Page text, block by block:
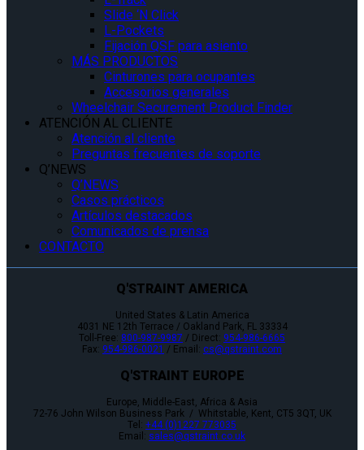
Slide ‘N Click
L-Pockets
Fijación QSF para asiento
MÁS PRODUCTOS
Cinturones para ocupantes
Accesorios generales
Wheelchair Securement Product Finder
ATENCIÓN AL CLIENTE
Atención al cliente
Preguntas frecuentes de soporte
Q’NEWS
Q’NEWS
Casos prácticos
Artículos destacados
Comunicados de prensa
CONTACTO
Q'STRAINT AMERICA
United States & Latin America
4031 NE 12th Terrace / Oakland Park, FL 33334
Toll-Free: 800-987-9987 / Direct: 954-986-6665
Fax: 954-986-0021 / Email: cs@qstraint.com
Q'STRAINT EUROPE
Europe, Middle-East, Africa & Asia
72-76 John Wilson Business Park / Whitstable, Kent, CT5 3QT, UK
Tel: +44 (0)1227 773035
Email: sales@qstraint.co.uk